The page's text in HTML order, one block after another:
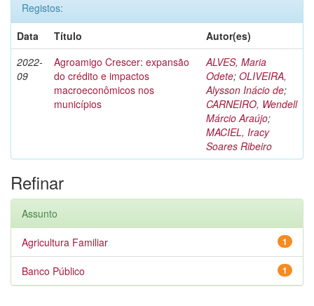
Registos:
Data
Título
Autor(es)
2022-
09
Agroamigo Crescer: expansão
do crédito e impactos
macroeconômicos nos
municípios
ALVES, Maria
Odete; OLIVEIRA,
Alysson Inácio de;
CARNEIRO, Wendell
Márcio Araújo;
MACIEL, Iracy
Soares Ribeiro
Refinar
Assunto
1
Agricultura Familiar
1
Banco Público